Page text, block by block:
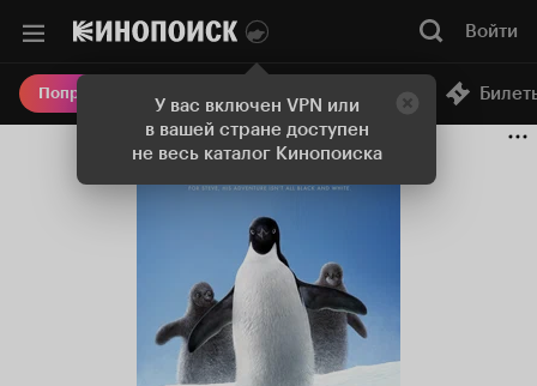
У вас включен VPN или
в вашей стране доступен
не весь каталог Кинопоиска
Войти
Попробовать Плюс Онлайн-кинотеатр